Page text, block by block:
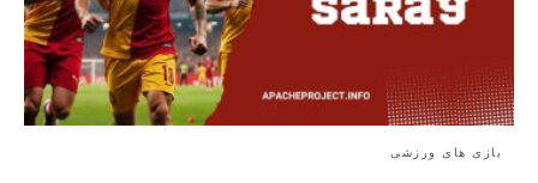
بازی های ورزشی